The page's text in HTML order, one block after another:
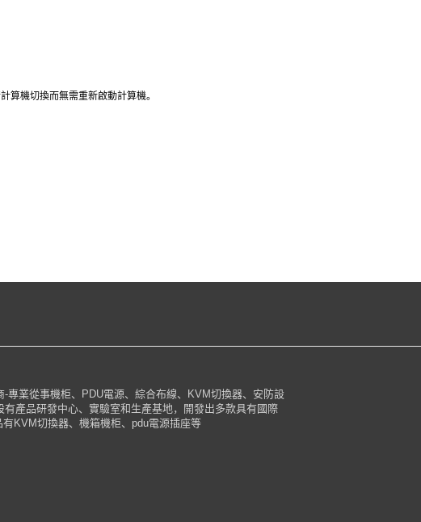
算機切換而無需重新啟動計算機。
-專業從事機柜、PDU電源、綜合布線、KVM切換器、安防設
產品研發中心、實驗室和生產基地，開發出多款具有國際
KVM切換器、機箱機柜、pdu電源插座等